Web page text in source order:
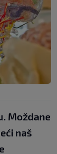
Moždane
naš